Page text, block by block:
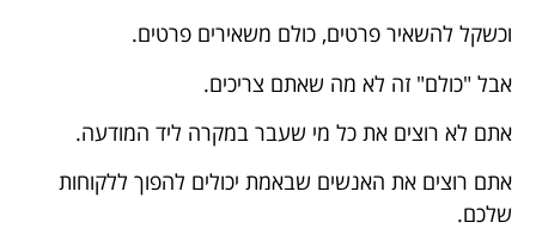
וכשקל להשאיר פרטים, כולם משאירים פרטים.
אבל "כולם" זה לא מה שאתם צריכים.
אתם לא רוצים את כל מי שעבר במקרה ליד המודעה.
אתם רוצים את האנשים שבאמת יכולים להפוך ללקוחות
שלכם.